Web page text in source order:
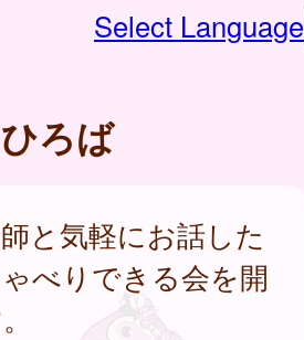
Select Language
ろば
と気軽にお話した
べりできる会を開